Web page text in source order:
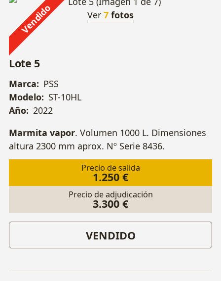
Vendido Ver 7 fotos
Lote 5
Marca: PSS
Modelo: ST-10HL
Año: 2022
Marmita vapor. Volumen 1000 L. Dimensiones
altura 2300 mm aprox. Nº Serie 8436.
Precio de salida
1.250 €
Precio de adjudicación
3.300 €
VENDIDO